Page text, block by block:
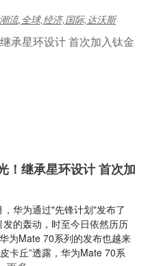
流,全球,经济,国际,达沃斯
！继承星环设计 首次加
华为通过"先锋计划"发布了
的轰动，时至今日依然历历
为Mate 70系列的发布也越来
卡丘”透露，华为Mate 70系